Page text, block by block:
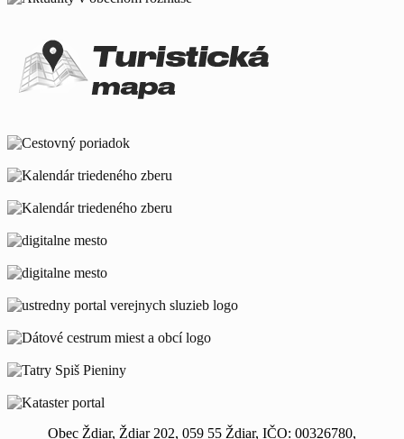
Obec Ždiar, Ždiar 202, 059 55 Ždiar, IČO: 00326780,